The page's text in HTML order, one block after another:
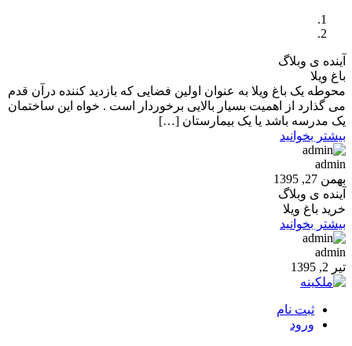
آینده ی وبلاگ
باغ ویلا
محوطه یک باغ ویلا به عنوان اولین فضایی که بازدید کننده درآن قدم
می گذارد از اهمیت بسیار بالایی برخوردار است . خواه این ساختمان
یک مدرسه باشد یا یک بیمارستان […]
بیشتر بخوانید
admin
بهمن 27, 1395
آینده ی وبلاگ
خرید باغ ویلا
بیشتر بخوانید
admin
تیر 2, 1395
ثبت نام
ورود